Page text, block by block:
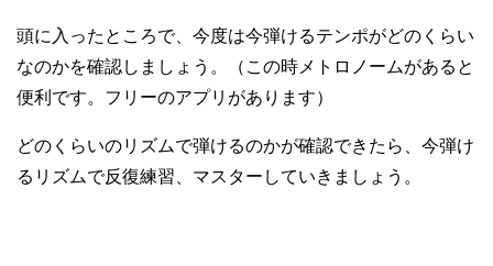
頭に入ったところで、今度は今弾けるテンポがどのくらい
なのかを確認しましょう。（この時メトロノームがあると
便利です。フリーのアプリがあります）
どのくらいのリズムで弾けるのかが確認できたら、今弾け
るリズムで反復練習、マスターしていきましょう。